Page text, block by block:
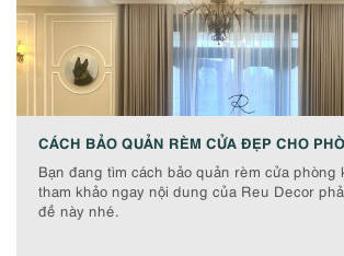
CÁCH BẢO QUẢN RÈM CỬA ĐẸP CHO
Bạn đang tìm cách bảo quản rèm cửa phòng
tham khảo ngay nội dung của Reu Decor
đề này nhé.